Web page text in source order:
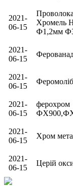
2021-
06-15
Проволока
Хромель
Ф1,2мм
2021-
06-15
2021-
06-15
2021-
06-15
ферохром
2021-
06-15
Хром
2021-
06-15
Церій